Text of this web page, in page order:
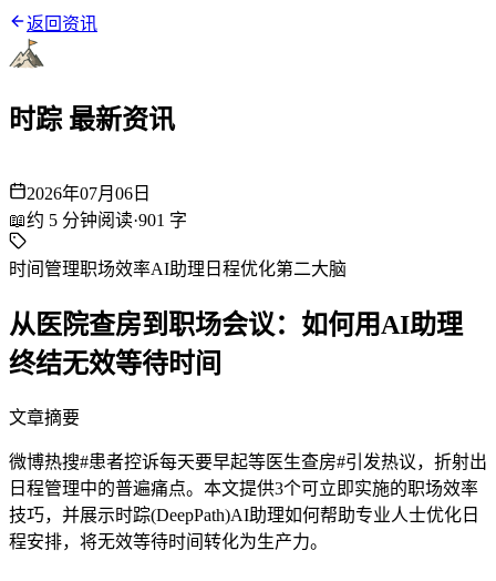
返回资讯
时踪 最新资讯
2026年07月06日
📖约 5 分钟阅读·901 字
时间管理职场效率AI助理 日程优化第二大脑
从医院查房到职场会议：如何用AI助理
终结无效等待时间
文章摘要
微博热搜#患者控诉每天要早起等医生查房#引发热议，折射出
日程管理中的普遍痛点。本文提供3个可立即实施的职场效率
技巧，并展示时踪(DeepPath)AI助理如何帮助专业人士优化日
程安排，将无效等待时间转化为生产力。